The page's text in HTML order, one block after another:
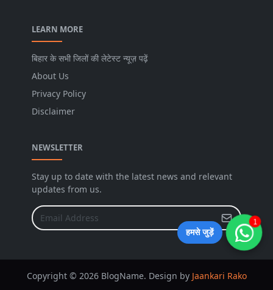
LEARN MORE
बिहार के सभी जिलों की लेटेस्ट न्यूज़ पढ़ें
About Us
Privacy Policy
Disclaimer
NEWSLETTER
Stay up to date with the latest news and relevant
updates from us.
Copyright © 2026 BlogName. Design by Jaankari Rako
हमसे जुड़ें
1